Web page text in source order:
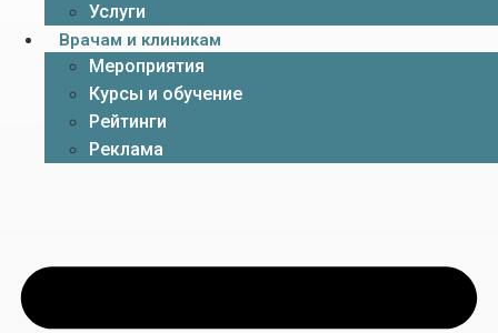
Услуги
Врачам и клиникам
Мероприятия
Курсы и обучение
Рейтинги
Реклама